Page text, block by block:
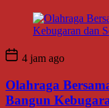
4 jam ago
Olahraga
Bangun